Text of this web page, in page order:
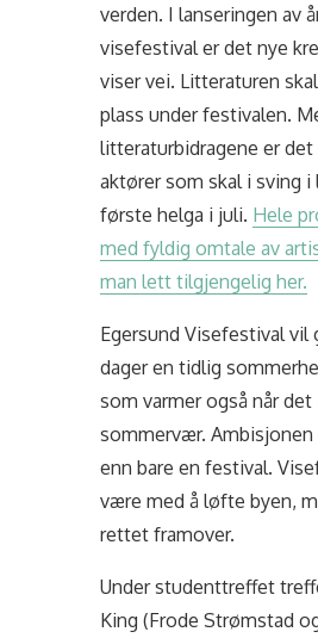
verden. I lanseringen av
visefestival er det nye
viser vei. Litteraturen
plass under festivalen.
litteraturbidragene er
aktører som skal i sving i
første helga i juli. Hele
med fyldig omtale av
man lett tilgjengelig her.
Egersund Visefestival vil
dager en tidlig
som varmer også når det
sommervær. Ambisjonen
enn bare en festival.
være med å løfte byen,
rettet framover.
Under studenttreffet
King (Frode Strømstad